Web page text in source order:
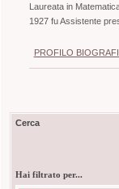
Laureata in
1927 fu Assistente
PROFILO
Cerca
Hai filtrato per...